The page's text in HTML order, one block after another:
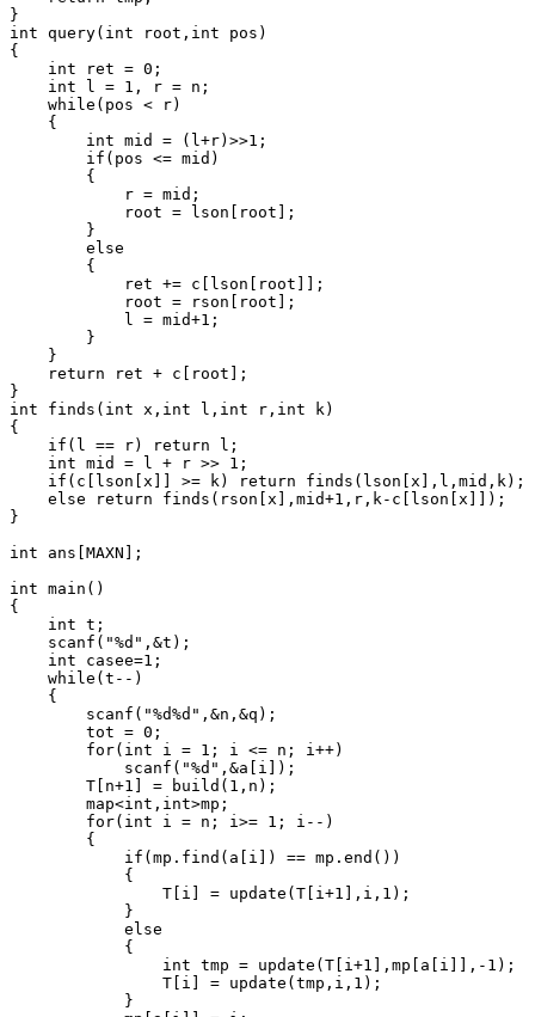
}
int query(int root,int pos)
{
    int ret = 0;
    int l = 1, r = n;
    while(pos < r)
    {
        int mid = (l+r)>>1;
        if(pos <= mid)
        {
            r = mid;
            root = lson[root];
        }
        else
        {
            ret += c[lson[root]];
            root = rson[root];
            l = mid+1;
        }
    }
    return ret + c[root];
}
int finds(int x,int l,int r,int k)
{
    if(l == r) return l;
    int mid = l + r >> 1;
    if(c[lson[x]] >= k) return finds(lson[x],l,mid,k);
    else return finds(rson[x],mid+1,r,k-c[lson[x]]);
}
int ans[MAXN];
int main()
{
    int t;
    scanf("%d",&t);
    int casee=1;
    while(t--)
    {
        scanf("%d%d",&n,&q);
        tot = 0;
        for(int i = 1; i <= n; i++)
            scanf("%d",&a[i]);
        T[n+1] = build(1,n);
        map<int,int>mp;
        for(int i = n; i>= 1; i--)
        {
            if(mp.find(a[i]) == mp.end())
            {
                T[i] = update(T[i+1],i,1);
            }
            else
            {
                int tmp = update(T[i+1],mp[a[i]],-1);
                T[i] = update(tmp,i,1);
            }